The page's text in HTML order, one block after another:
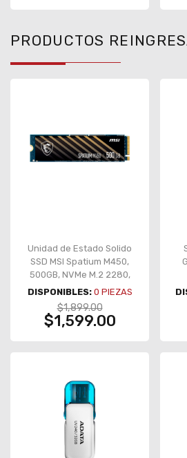
PRODUCTOS
Unidad de Estado Solido
SSD MSI Spatium M450,
500GB, NVMe M.2 2280,
PCIe 4.0, 3600 MB/s
lectura, 2300 MB/s
escritura – SPATIUM M450
500GB
DISPONIBLES: 0 PIEZAS
$1,899.00
$1,599.00